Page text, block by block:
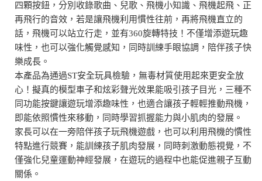
四顆按鈕，分別收錄歌曲、兒歌、飛機小知識、飛機起飛、正
再飛行的音效，若是讓飛機利用慣性往前，再將飛機直立的
話，飛機可以站立行走，並有360旋轉特技！不僅增添遊玩趣
味性，也可以強化觸覺感知，同時訓練手眼協調，陪伴孩子快
樂成長。
本產品為通過ST安全玩具檢驗，無毒材質使用起來更安全放
心！擬真的模型車子和炫彩聲光效果能吸引孩子目光，三種不
同功能按鍵讓遊玩增添趣味性，也適合讓孩子輕輕推動飛機，
即能依照慣性來移動，同時學習抓握能力與小肌肉的發展。
家長可以在一旁陪伴孩子玩飛機遊戲，也可以利用飛機的慣性
特點進行競賽，能訓練孩子肌肉發展，同時刺激動態視覺，不
僅強化兒童運動神經發展，在遊玩的過程中也能促進親子互動
關係。